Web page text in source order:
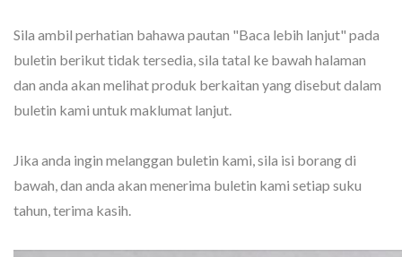
Sila ambil perhatian bahawa pautan "Baca lebih lanjut" pada
buletin berikut tidak tersedia, sila tatal ke bawah halaman
dan anda akan melihat produk berkaitan yang disebut dalam
buletin kami untuk maklumat lanjut.
Jika anda ingin melanggan buletin kami, sila isi borang di
bawah, dan anda akan menerima buletin kami setiap suku
tahun, terima kasih.